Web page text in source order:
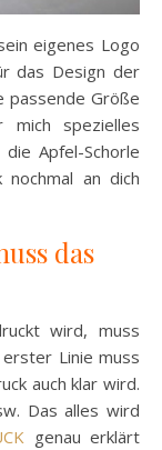
eigenes Logo
das Design der
passende Größe
spezielles
Apfel-Schorle
an dich
das
wird, muss
Linie muss
auch klar wird.
Das alles wird
genau erklärt